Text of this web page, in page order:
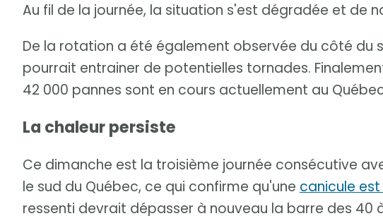
Au fil de la journée, la situation s'est dégradée et de
De la rotation a été également observée du côté du
pourrait entrainer de potentielles tornades.
42 000 pannes sont en cours actuellement au
La chaleur persiste
Ce dimanche est la troisième journée consécutive
le sud du Québec, ce qui confirme qu'une canicule
ressenti devrait dépasser à nouveau la barre des 40